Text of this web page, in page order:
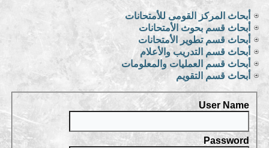
أبحاث المركز القومى للأمتحانات
أبحاث قسم بحوث الأمتحانات
أبحاث قسم تطوير الأمتحانات
أبحاث قسم التدريب والأعلام
أبحاث قسم العمليات والمعلومات
أبحاث قسم التقويم
User Name
Password